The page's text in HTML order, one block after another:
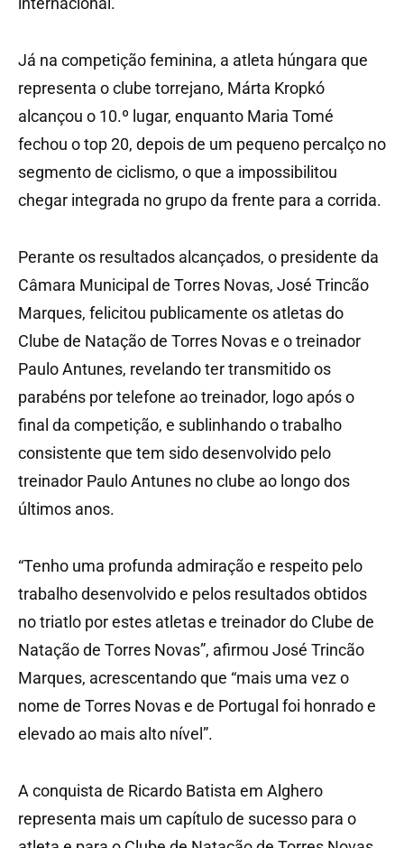
Já na competição feminina, a atleta húngara que
representa o clube torrejano, Márta Kropkó
alcançou o 10.º lugar, enquanto Maria Tomé
fechou o top 20, depois de um pequeno percalço no
segmento de ciclismo, o que a impossibilitou
chegar integrada no grupo da frente para a corrida.
Perante os resultados alcançados, o presidente da
Câmara Municipal de Torres Novas, José Trincão
Marques, felicitou publicamente os atletas do
Clube de Natação de Torres Novas e o treinador
Paulo Antunes, revelando ter transmitido os
parabéns por telefone ao treinador, logo após o
final da competição, e sublinhando o trabalho
consistente que tem sido desenvolvido pelo
treinador Paulo Antunes no clube ao longo dos
últimos anos.
“Tenho uma profunda admiração e respeito pelo
trabalho desenvolvido e pelos resultados obtidos
no triatlo por estes atletas e treinador do Clube de
Natação de Torres Novas”, afirmou José Trincão
Marques, acrescentando que “mais uma vez o
nome de Torres Novas e de Portugal foi honrado e
elevado ao mais alto nível”.
A conquista de Ricardo Batista em Alghero
representa mais um capítulo de sucesso para o